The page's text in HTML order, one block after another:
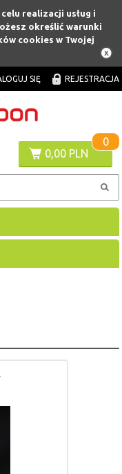
realizacji usług i
określić warunki
cookies w Twojej
SIĘ REJESTRACJA
0,00 PLN
0